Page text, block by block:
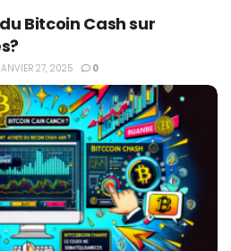
Bitcoin Cash sur
27, 2025 0